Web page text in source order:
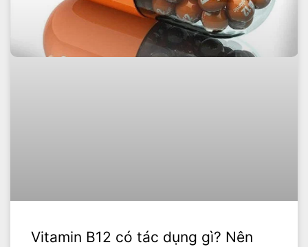
Vitamin B12 có tác dụng gì? Nên